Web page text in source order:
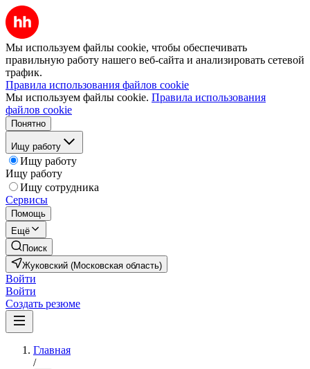
Мы используем файлы cookie, чтобы обеспечивать
правильную работу нашего веб-сайта и анализировать сетевой
трафик.
Правила использования файлов cookie
Мы используем файлы cookie. Правила использования
файлов cookie
Понятно
Ищу работу
Ищу работу
Ищу работу
Ищу сотрудника
Сервисы
Помощь
Ещё
Поиск
Жуковский (Московская область)
Войти
Войти
Создать резюме
Главная
/